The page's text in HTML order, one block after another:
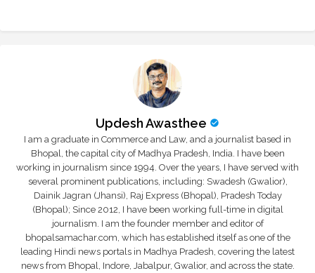
Updesh Awasthee
I am a graduate in Commerce and Law, and a journalist based in
Bhopal, the capital city of Madhya Pradesh, India. I have been
working in journalism since 1994. Over the years, I have served with
several prominent publications, including: Swadesh (Gwalior),
Dainik Jagran (Jhansi), Raj Express (Bhopal), Pradesh Today
(Bhopal); Since 2012, I have been working full-time in digital
journalism. I am the founder member and editor of
bhopalsamachar.com, which has established itself as one of the
leading Hindi news portals in Madhya Pradesh, covering the latest
news from Bhopal, Indore, Jabalpur, Gwalior, and across the state.